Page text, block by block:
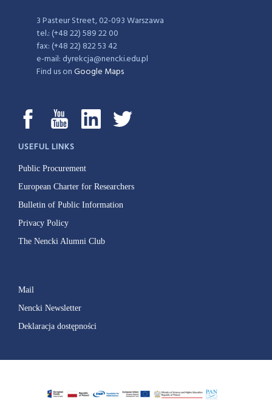
3 Pasteur Street, 02-093 Warszawa
tel.: (+48 22) 589 22 00
fax: (+48 22) 822 53 42
e-mail: dyrekcja@nencki.edu.pl
Find us onGoogle Maps
USEFUL LINKS
Public Procurement
European Charter for Researchers
Bulletin of Public Information
Privacy Policy
The Nencki Alumni Club
Mail
Nencki Newsletter
Deklaracja dostępności